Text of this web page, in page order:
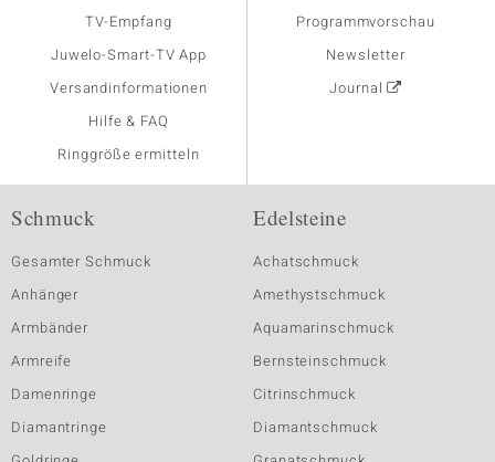
TV-Empfang
Juwelo-Smart-TV App
Versandinformationen
Hilfe & FAQ
Ringgröße ermitteln
Programmvorschau
Newsletter
Journal
Schmuck
Gesamter Schmuck
Anhänger
Armbänder
Armreife
Damenringe
Diamantringe
Edelsteine
Achatschmuck
Amethystschmuck
Aquamarinschmuck
Bernsteinschmuck
Citrinschmuck
Diamantschmuck